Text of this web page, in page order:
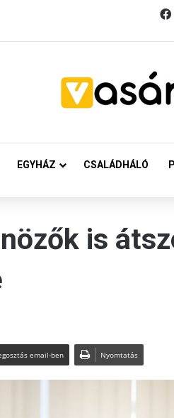
EGYHÁZ CSALÁDHÁLÓ
is
email-ben Nyomtatás